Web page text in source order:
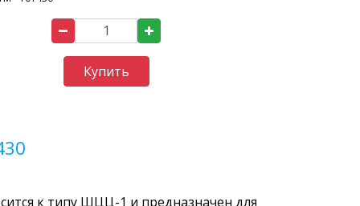
Купить
к типу ШЦЦ-1 и предназначен для